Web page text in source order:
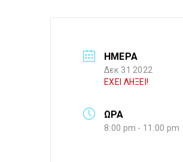
ΗΜΕΡΑ
Δεκ 31 2022
ΕΧΕΙ ΛΗΞΕΙ!
ΩΡΑ
8:00 pm - 11:00 pm